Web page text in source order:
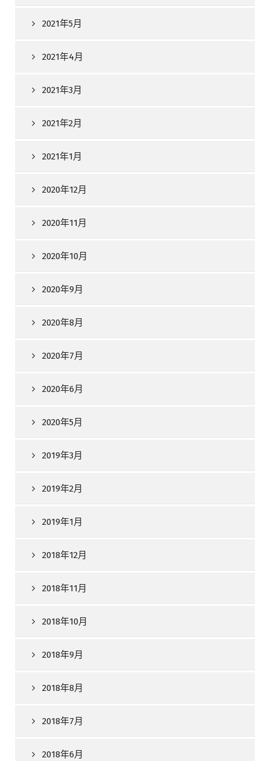
2021年5月
2021年4月
2021年3月
2021年2月
2021年1月
2020年12月
2020年11月
2020年10月
2020年9月
2020年8月
2020年7月
2020年6月
2020年5月
2019年3月
2019年2月
2019年1月
2018年12月
2018年11月
2018年10月
2018年9月
2018年8月
2018年7月
2018年6月